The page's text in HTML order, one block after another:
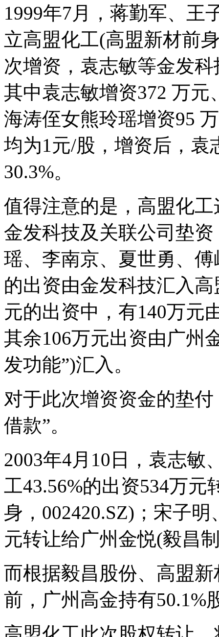
1999年7月，蒋勤军、王
立高盟化工(高盟新材前
次增资，袁志敏等金发
其中袁志敏增资372 万元
海涛侄女熊玲瑶增资95
均为1元/股，增资后，袁
30.3%。
值得注意的是，高盟化
金发科技及关联公司垫
瑶、李南京、夏世勇、
的出资由金发科技汇入
元的出资中，有140万元
其余106万元出资由广州
发功能”)汇入。
对于此次增资资金的垫
借款”。
2003年4月10日，袁志敏
工43.56%的出资534万
身，002420.SZ)；宋子
元转让给广州金悦(毅昌
而根据毅昌股份、高盟
前，广州高金持有50.1%